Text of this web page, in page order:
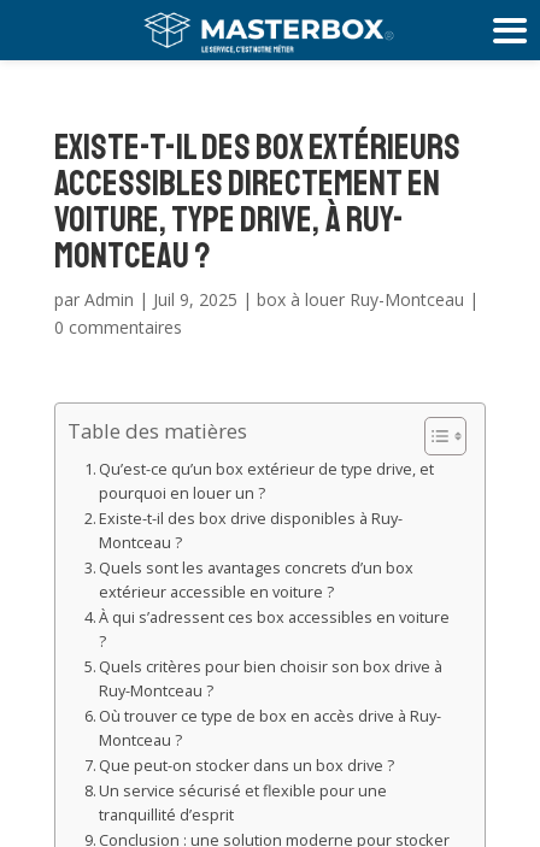
Existe-t-il des box extérieurs
accessibles directement en
voiture, type drive, à Ruy-
Montceau ?
par Admin | Juil 9, 2025 | box à louer Ruy-Montceau |
0 commentaires
Table des matières
Qu’est-ce qu’un box extérieur de type drive, et
pourquoi en louer un ?
Existe-t-il des box drive disponibles à Ruy-
Montceau ?
Quels sont les avantages concrets d’un box
extérieur accessible en voiture ?
À qui s’adressent ces box accessibles en voiture
?
Quels critères pour bien choisir son box drive à
Ruy-Montceau ?
Où trouver ce type de box en accès drive à Ruy-
Montceau ?
Que peut-on stocker dans un box drive ?
Un service sécurisé et flexible pour une
tranquillité d’esprit
Conclusion : une solution moderne pour stocker